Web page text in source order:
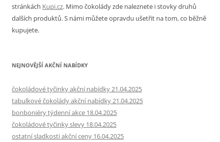
stránkách Kupi.cz. Mimo čokolády zde naleznete i stovky druhů
dalších produktů. S námi můžete opravdu ušetřit na tom, co běžně
kupujete.
NEJNOVĚJŠÍ AKČNÍ NABÍDKY
čokoládové tyčinky akční nabídky 21.04.2025
tabulkové čokolády akční nabídky 21.04.2025
bonboniéry týdenní akce 18.04.2025
čokoládové tyčinky slevy 18.04.2025
ostatní sladkosti akční ceny 16.04.2025